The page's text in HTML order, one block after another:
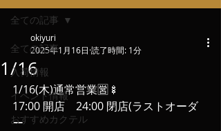
全ての記事
入荷情報
イベント情報
おすすめカクテル
全ての記事
1/16
okiyuri
2025年1月16日 読了時間: 1分
1/16(木)通常営業🈺🍢
17:00 開店　24:00 閉店(ラストオーダ
ー